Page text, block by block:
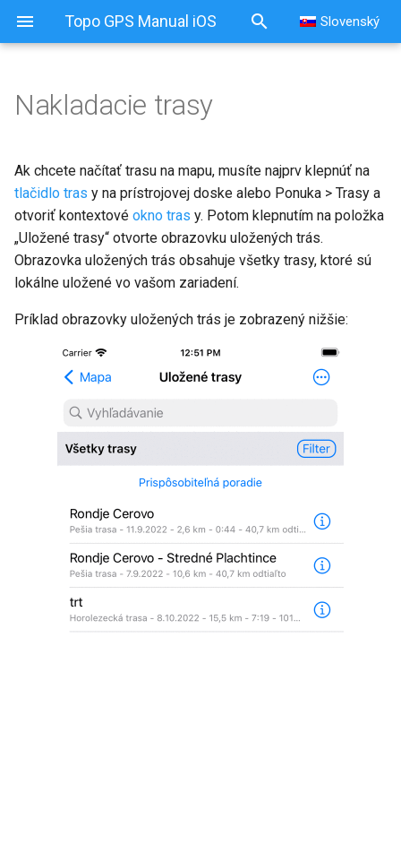
Topo GPS Manual iOS Slovenský
Nakladacie trasy
Ak chcete načítať trasu na mapu, musíte najprv klepnúť na
tlačidlo tras y na prístrojovej doske alebo Ponuka > Trasy a
otvoriť kontextové okno tras y. Potom klepnutím na položka
„Uložené trasy“ otvorte obrazovku uložených trás.
Obrazovka uložených trás obsahuje všetky trasy, ktoré sú
lokálne uložené vo vašom zariadení.
Príklad obrazovky uložených trás je zobrazený nižšie: